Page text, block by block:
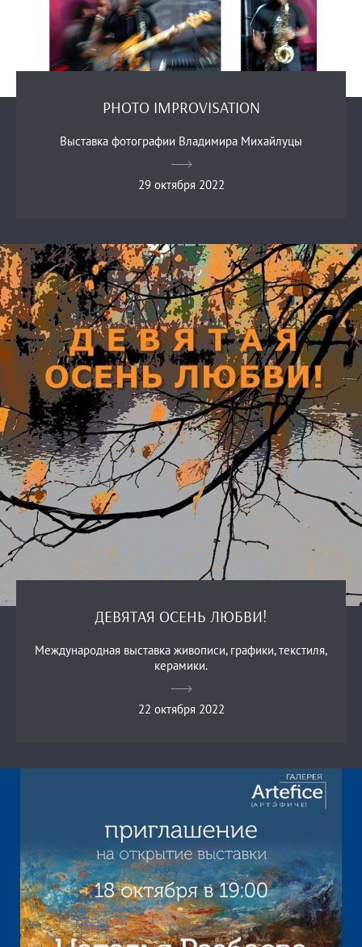
PHOTO IMPROVISATION
Выставка фотографии Владимира Михайлуцы
29 октября 2022
ДЕВЯТАЯ ОСЕНЬ ЛЮБВИ!
Международная выставка живописи, графики, текстиля,
керамики.
22 октября 2022